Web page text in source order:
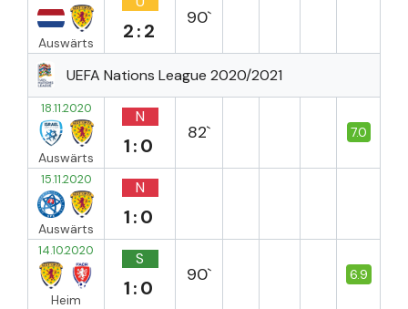
Auswärts 2:2
90`
UEFA Nations League 2020/2021
18.11.2020
Auswärts
N
1:0
82` 7.0
15.11.2020
Auswärts
N
1:0
14.10.2020
Heim
S
1:0
90` 6.9